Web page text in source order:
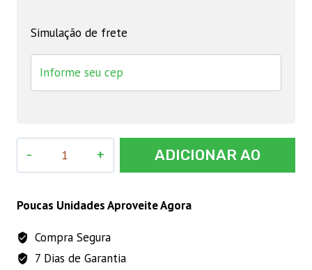
Simulação de frete
Leite
-
15cm
ADICIONAR AO
Poucas Unidades Aproveite Agora
Compra Segura
7 Dias de Garantia